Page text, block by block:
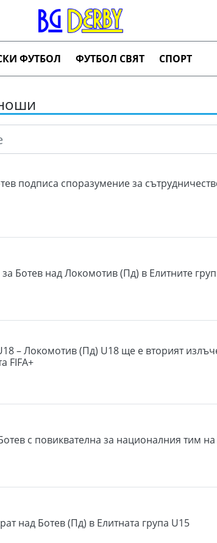
ФУТБОЛ ФУТБОЛ СВЯТ СПОРТ
подписа споразумение за
Ботев над Локомотив (Пд) в Елитните
– Локомотив (Пд) U18 ще е вторият
FIFA+
с повиквателна за националния тим
над Ботев (Пд) в Елитната група U15